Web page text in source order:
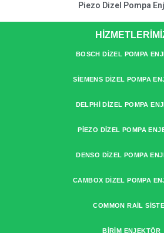
Piezo Dizel Pompa
BOSCH DIZEL POMPA
SIEMENS DIZEL POMPA
DELPHI DIZEL POMPA
PIEZO DIZEL POMPA
DENSO DIZEL POMPA
CAMBOX DIZEL POMPA
COMMON RAIL
BIRIM ENJEKTÖR